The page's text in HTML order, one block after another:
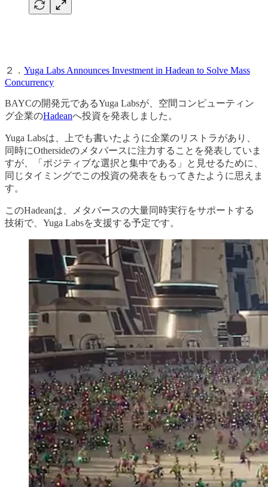
２． Yuga Labs Announces Investment in Hadean to Solve Mass
Concurrency
BAYCの開発元であるYuga Labsが、空間コンピューティン
グ企業のHadeanへ投資を発表しました。
Yuga Labsは、上でも書いたように企業のリストラがあり、
同時にOthersideのメタバースに注力することを発表していま
すが、「ポジティブな選択と集中である」と見せるために、
同じタイミングでこの投資の発表をもってきたように思えま
す。
このHadeanは、メタバースの大量同時実行をサポートする
技術で、Yuga Labsを支援する予定です。